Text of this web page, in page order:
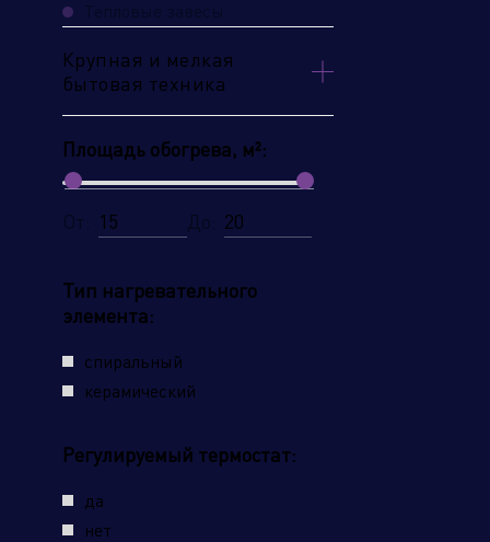
Крупная и мелкая
бытовая техника
Площадь обогрева, м²:
От: До:
Тип нагревательного
элемента:
спиральный
керамический
Регулируемый термостат:
да
нет